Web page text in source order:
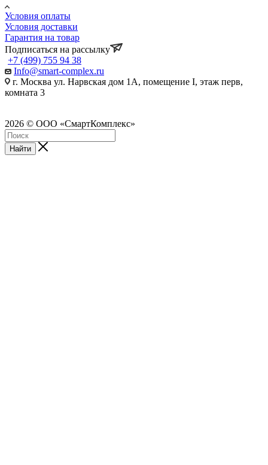
Условия оплаты
Условия доставки
Гарантия на товар
Подписаться на рассылку
+7 (499) 755 94 38
Info@smart-complex.ru
г. Москва ул. Нарвская дом 1А, помещение I, этаж перв,
комната 3
2026 © ООО «СмартКомплекс»
Найти